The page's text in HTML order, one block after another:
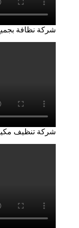
شركة نظافة
شركة تنظيف